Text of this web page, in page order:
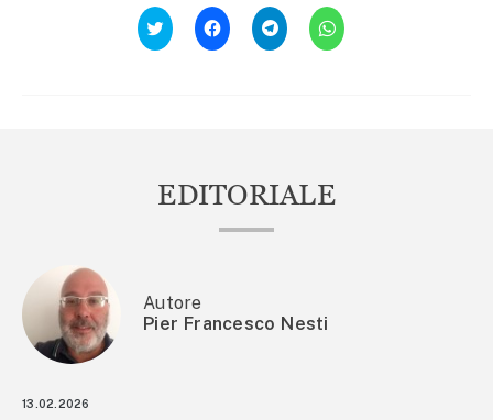
Fai
clic
qui
finestra)
Fai
clic
per
condividere
Fai
clic
per
condividere
Fai
clic
per
EDITORIALE
Autore
Pier Francesco Nesti
13.02.2026